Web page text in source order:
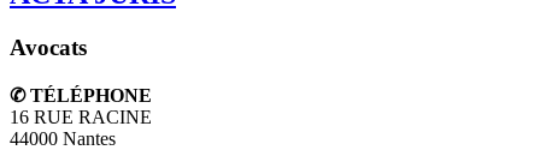
Avocats
✆ TÉLÉPHONE
16 RUE RACINE
44000 Nantes